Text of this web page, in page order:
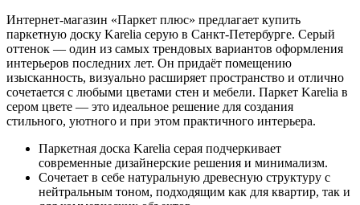
Интернет-магазин «Паркет плюс» предлагает купить
паркетную доску Karelia серую в Санкт-Петербурге. Серый
оттенок — один из самых трендовых вариантов оформления
интерьеров последних лет. Он придаёт помещению
изысканность, визуально расширяет пространство и отлично
сочетается с любыми цветами стен и мебели. Паркет Karelia в
сером цвете — это идеальное решение для создания
стильного, уютного и при этом практичного интерьера.
Паркетная доска Karelia серая подчеркивает
современные дизайнерские решения и минимализм.
Сочетает в себе натуральную древесную структуру с
нейтральным тоном, подходящим как для квартир, так и